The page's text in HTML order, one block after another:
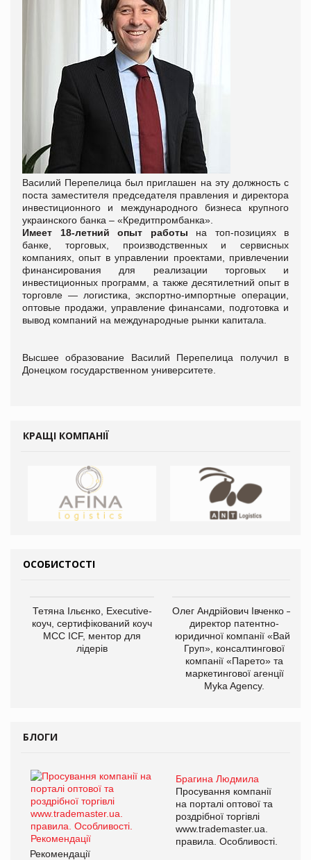
Василий Перепелица был приглашен на эту должность с
поста заместителя председателя правления и директора
инвестиционного и международного бизнеса крупного
украинского банка – «Кредитпромбанка».
Имеет 18-летний опыт работы на топ-позициях в
банке, торговых, производственных и сервисных
компаниях, опыт в управлении проектами, привлечении
финансирования для реализации торговых и
инвестиционных программ, а также десятилетний опыт в
торговле — логистика, экспортно-импортные операции,
оптовые продажи, управление финансами, подготовка и
вывод компаний на международные рынки капитала.
Высшее образование Василий Перепелица получил в
Донецком государственном университете.
КРАЩІ КОМПАНІЇ
ОСОБИСТОСТІ
Тетяна Ільєнко, Executive-
коуч, сертифікований коуч
МСС ICF, ментор для
лідерів
Олег Андрійович Івченко —
директор патентно-
юридичної компанії «Вайз
Груп», консалтингової
компанії «Парето» та
маркетингової агенції
Myka Agency.
БЛОГИ
Брагина Людмила
Просування компанії
на порталі оптової та
роздрібної торгівлі
www.trademaster.ua.
правила. Особливості.
Рекомендації